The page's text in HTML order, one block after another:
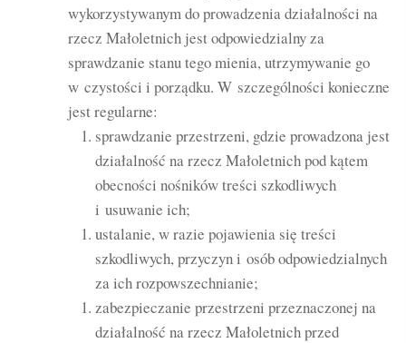
wykorzystywanym do prowadzenia działalności na
rzecz Małoletnich jest odpowiedzialny za
sprawdzanie stanu tego mienia, utrzymywanie go
w czystości i porządku. W szczególności konieczne
jest regularne:
sprawdzanie przestrzeni, gdzie prowadzona jest
działalność na rzecz Małoletnich pod kątem
obecności nośników treści szkodliwych
i usuwanie ich;
ustalanie, w razie pojawienia się treści
szkodliwych, przyczyn i osób odpowiedzialnych
za ich rozpowszechnianie;
zabezpieczanie przestrzeni przeznaczonej na
działalność na rzecz Małoletnich przed